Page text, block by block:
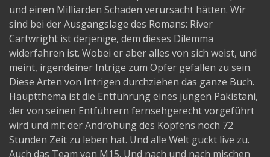
und einen Milliarden Schaden verursacht hätten. Wir
sind bei der Ausgangslage des Romans: River
Cartwright ist derjenige, dem dieses Dilemma
widerfahren ist. Wobei er aber alles von sich weist, und
meint, irgendeiner Intrige zum Opfer gefallen zu sein.
Diese Arten von Intrigen durchziehen das ganze Buch.
Hauptthema ist die Entführung eines jungen Pakistani,
der von seinen Entführern fernsehgerecht vorgeführt
wird und mit der Androhung des Köpfens noch 72
Stunden Zeit zu leben hat. Und alle Welt guckt live zu.
Auch das Team von M15. Und nach und nach mischen